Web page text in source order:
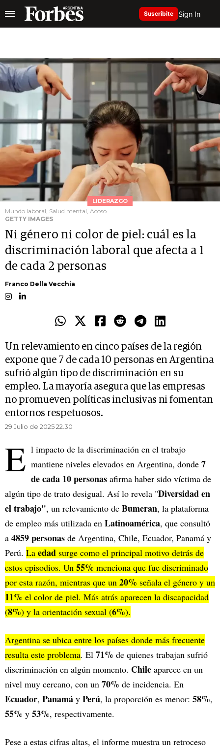
Suscribite Sign In
LIDERAZGO
Mundo laboral, Salud mental, Acoso
GETTY IMAGES
Ni género ni color de piel: cuál es la
discriminación laboral que afecta a 1
de cada 2 personas
Franco Della Vecchia
Un relevamiento en cinco países de la región
expone que 7 de cada 10 personas en Argentina
sufrió algún tipo de discriminación en su
empleo. La mayoría asegura que las empresas
no promueven políticas inclusivas ni fomentan
entornos respetuosos.
29 Julio de 2025 22.30
E l impacto de la discriminación en el trabajo
mantiene niveles elevados en Argentina, donde 7
de cada 10 personas afirma haber sido víctima de
algún tipo de trato desigual. Así lo revela "Diversidad en
el trabajo", un relevamiento de Bumeran, la plataforma
de empleo más utilizada en Latinoamérica, que consultó
a 4859 personas de Argentina, Chile, Ecuador, Panamá y
Perú. La edad surge como el principal motivo detrás de
estos episodios. Un 55% menciona que fue discriminado
por esta razón, mientras que un 20% señala el género y un
11% el color de piel. Más atrás aparecen la discapacidad
(8%) y la orientación sexual (6%).
Argentina se ubica entre los países donde más frecuente
resulta este problema. El 71% de quienes trabajan sufrió
discriminación en algún momento. Chile aparece en un
nivel muy cercano, con un 70% de incidencia. En
Ecuador, Panamá y Perú, la proporción es menor: 58%,
55% y 53%, respectivamente.
Pese a estas cifras altas, el informe muestra un retroceso